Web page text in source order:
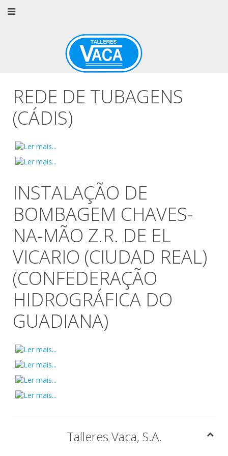
REDE DE TUBAGENS
(CÁDIS)
INSTALAÇÃO DE
BOMBAGEM CHAVES-
NA-MÃO Z.R. DE EL
VICARIO (CIUDAD REAL)
(CONFEDERAÇÃO
HIDROGRÁFICA DO
GUADIANA)
Talleres Vaca, S.A.